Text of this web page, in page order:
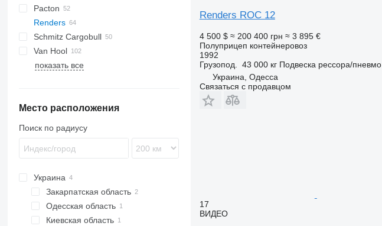
4 series
5 series
FT
Sliding
Stack
OPL
OPP
SD
SDC
SC
XS
S 24
SW
0-2
0-3
O-3
G-series
MHPS
SL
S-series
Pacton
ET3
T-series
TXC
Renders
Euro
Euro 800
Euro 902
ROC
ROC 12
Kaiser
Schmitz Cargobull
S-series
SCB
SGF
SPA
CS
SP
Van Hool
A-series
LPRS
NS
38
показать все
Место расположения
Поиск по радиусу
Украина
Закарпатская область
Хуст
Одесская область
Одесса
Киевская область
Renders ROC 12
4 500 $ ≈ 200 400 грн ≈ 3 895 €
Полуприцеп контейнеровоз
1992
Грузопод.
43 000 кг Подвеска рессора/пневмо
Украина, Одесса
Связаться с продавцом
17
ВИДЕО